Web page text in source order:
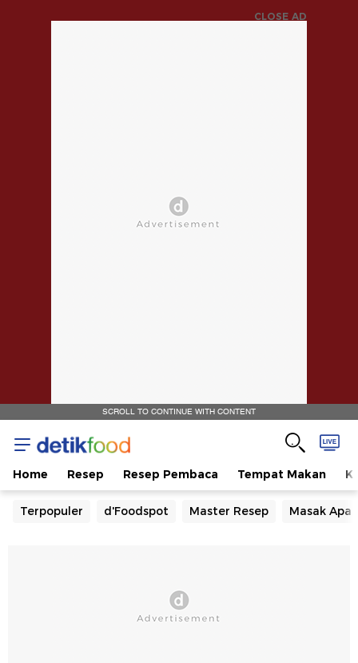
CLOSE AD
SCROLL TO CONTINUE WITH CONTENT
Home Resep Resep Pembaca Tempat Makan
Terpopuler d'Foodspot Master Resep Masak Apa